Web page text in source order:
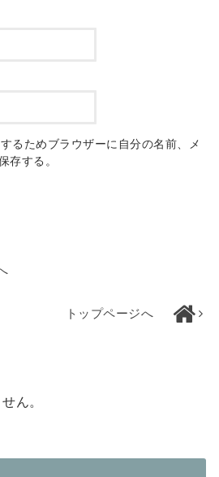
るためブラウザーに自分の名前、メ
存する。
トップページへ
ん。